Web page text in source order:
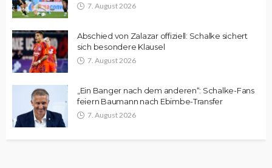
7. August 2026
Abschied von Zalazar offiziell: Schalke sichert
sich besondere Klausel
7. August 2026
„Ein Banger nach dem anderen“: Schalke-Fans
feiern Baumann nach Ebimbe-Transfer
7. August 2026